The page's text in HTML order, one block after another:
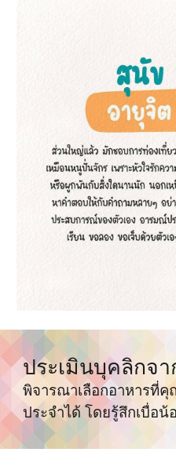
ประเมินบุคลิกจ
พิจารณาเลือกอาหารที่
ประจำได้ โดยรู้สึกเบื่อ